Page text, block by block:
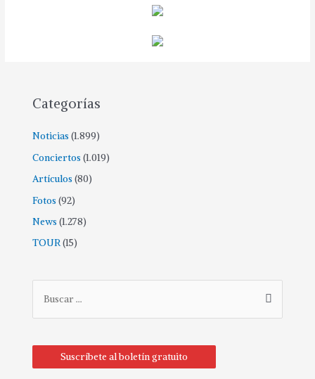
Categorías
Noticias (1.899)
Conciertos (1.019)
Artículos (80)
Fotos (92)
News (1.278)
TOUR(15)
c
a
Suscríbete al boletín gratuito